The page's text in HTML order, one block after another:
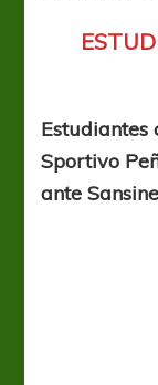
Estudiantes
Sportivo
ante